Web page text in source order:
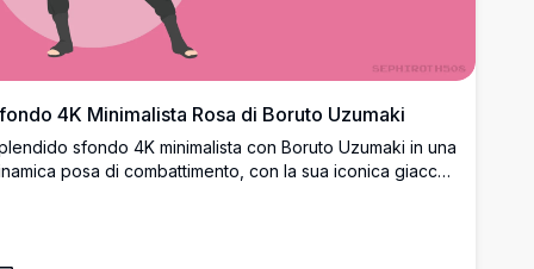
4K Minimalista Rosa di Boruto Uzumaki
sfondo 4K minimalista con Boruto Uzumaki in una
posa di combattimento, con la sua iconica giacca